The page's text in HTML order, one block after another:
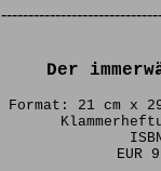
Der
Format: 21 cm x
EUR